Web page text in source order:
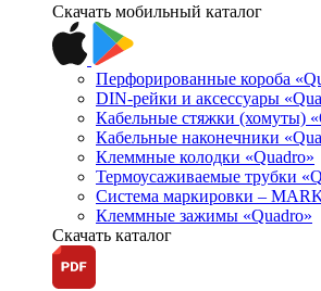
Скачать мобильный каталог
Перфорированные короба
DIN-рейки и аксессуары
Кабельные стяжки (хомуты)
Кабельные наконечники
Клеммные колодки «Quadro»
Термоусаживаемые трубки
Система маркировки –
Клеммные зажимы «Quadro»
Скачать каталог